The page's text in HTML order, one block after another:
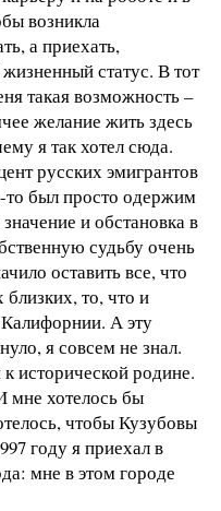
возникла
а приехать,
статус. В тот
такая возможность –
желание жить здесь
я так хотел сюда.
русских эмигрантов
то был просто одержим
и обстановка в
судьбу очень
оставить все, что
то, что и
А эту
я совсем не знал.
исторической родине.
мне хотелось бы
чтобы Кузубовы
году я приехал в
мне в этом городе